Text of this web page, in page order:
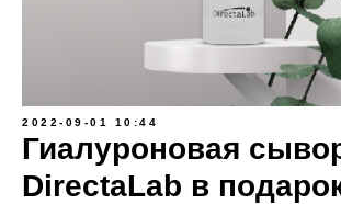
2022-09-01 10:44
Гиалуроновая
DirectaLab в